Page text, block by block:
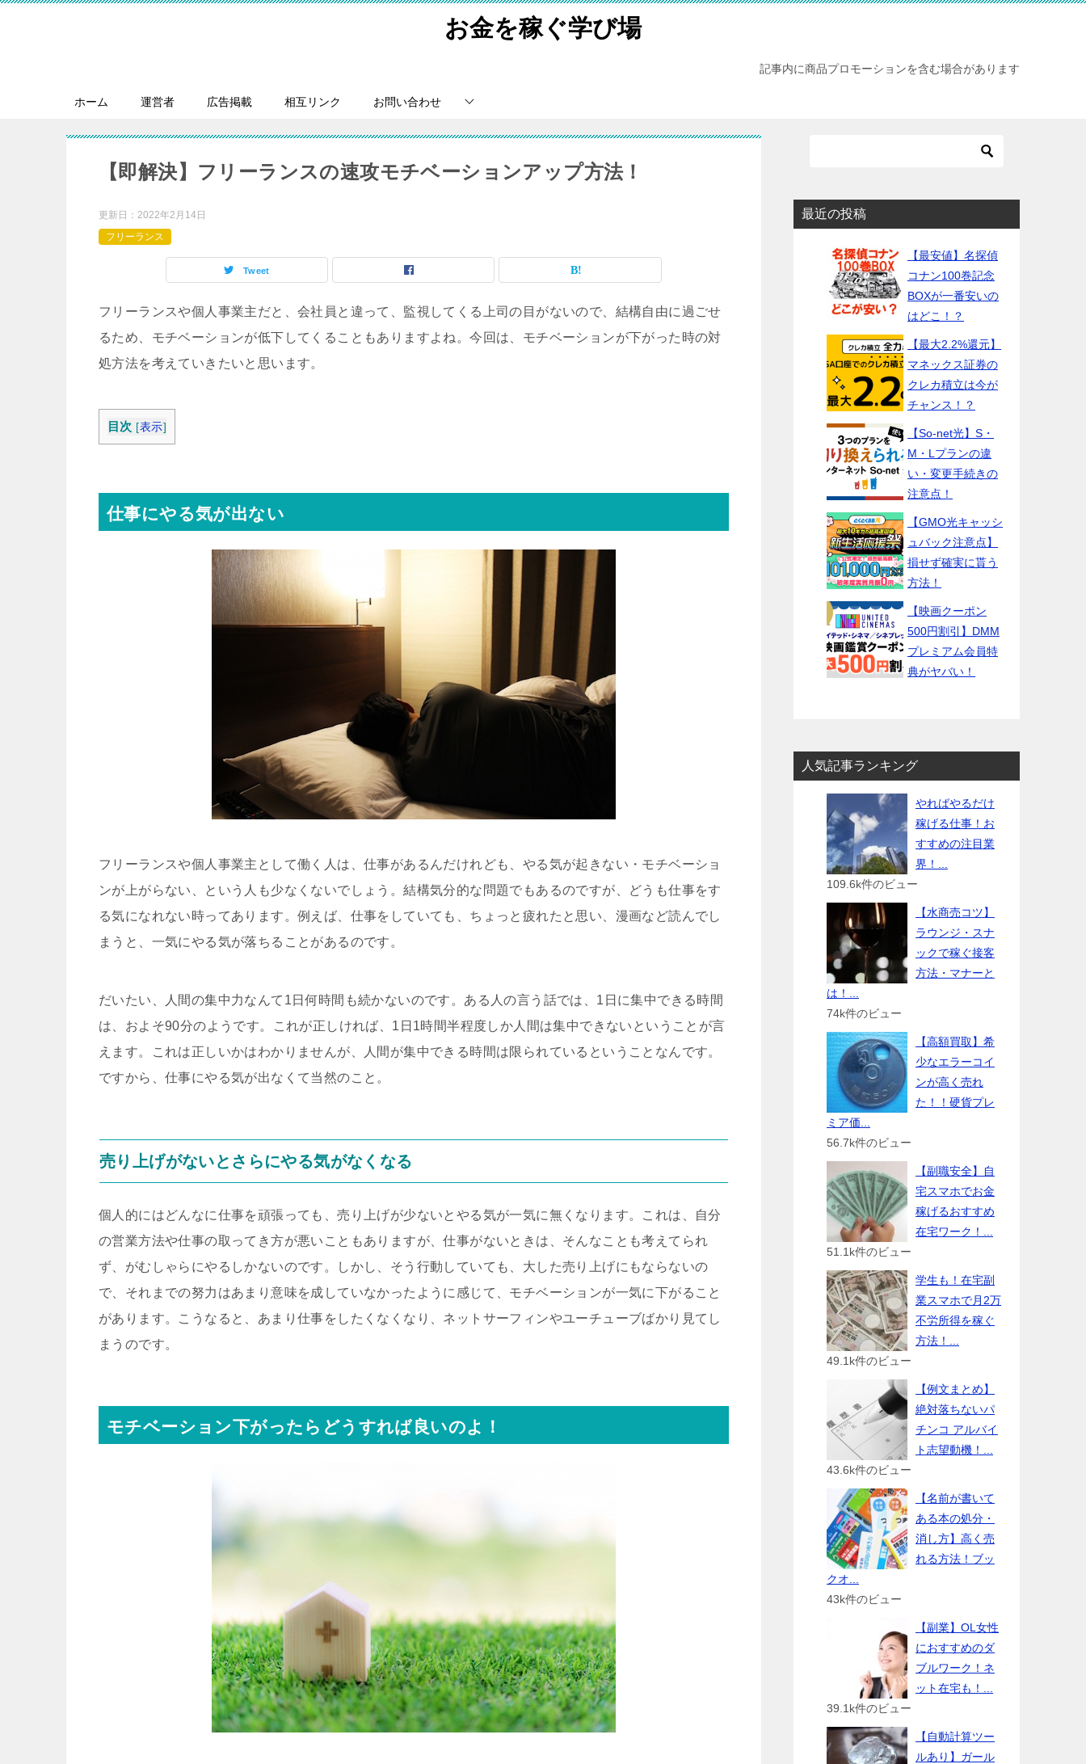
お金を稼ぐ学び場
記事内に商品プロモーションを含む場合があります
ホーム 運営者 広告掲載 相互リンク お問い合わせ
【即解決】フリーランスの速攻モチベーションアップ方法！
更新日： 2022年2月14日
フリーランス
Tweet
フリーランスや個人事業主だと、会社員と違って、監視してくる上司の目がないので、結構自由に過ごせ
るため、モチベーションが低下してくることもありますよね。今回は、モチベーションが下がった時の対
処方法を考えていきたいと思います。
目次 [表示]
仕事にやる気が出ない
フリーランスや個人事業主として働く人は、仕事があるんだけれども、やる気が起きない・モチベーショ
ンが上がらない、という人も少なくないでしょう。結構気分的な問題でもあるのですが、どうも仕事をす
る気になれない時ってあります。例えば、仕事をしていても、ちょっと疲れたと思い、漫画など読んでし
まうと、一気にやる気が落ちることがあるのです。
だいたい、人間の集中力なんて1日何時間も続かないのです。ある人の言う話では、1日に集中できる時間
は、およそ90分のようです。これが正しければ、1日1時間半程度しか人間は集中できないということが言
えます。これは正しいかはわかりませんが、人間が集中できる時間は限られているということなんです。
ですから、仕事にやる気が出なくて当然のこと。
売り上げがないとさらにやる気がなくなる
個人的にはどんなに仕事を頑張っても、売り上げが少ないとやる気が一気に無くなります。これは、自分
の営業方法や仕事の取ってき方が悪いこともありますが、仕事がないときは、そんなことも考えてられ
ず、がむしゃらにやるしかないのです。しかし、そう行動していても、大した売り上げにもならないの
で、それまでの努力はあまり意味を成していなかったように感じて、モチベーションが一気に下がること
があります。こうなると、あまり仕事をしたくなくなり、ネットサーフィンやユーチューブばかり見てし
まうのです。
モチベーション下がったらどうすれば良いのよ！
最近の投稿
【最安値】名探偵
コナン100巻記念
BOXが一番安いの
はどこ！？
【最大2.2%還元】
マネックス証券の
クレカ積立は今が
チャンス！？
【So-net光】S・
M・Lプランの違
い・変更手続きの
注意点！
【GMO光キャッシ
ュバック注意点】
損せず確実に貰う
方法！
【映画クーポン
500円割引】DMM
プレミアム会員特
典がヤバい！
人気記事ランキング
やればやるだけ
稼げる仕事！お
すすめの注目業
界！...
109.6k件のビュー
【水商売コツ】
ラウンジ・スナ
ックで稼ぐ接客
方法・マナーと
は！...
74k件のビュー
【高額買取】希
少なエラーコイ
ンが高く売れ
た！！硬貨プレ
ミア価...
56.7k件のビュー
【副職安全】自
宅スマホでお金
稼げるおすすめ
在宅ワーク！...
51.1k件のビュー
学生も！在宅副
業スマホで月2万
不労所得を稼ぐ
方法！...
49.1k件のビュー
【例文まとめ】
絶対落ちないパ
チンコ アルバイ
ト志望動機！...
43.6k件のビュー
【名前が書いて
ある本の処分・
消し方】高く売
れる方法！ブッ
クオ...
43k件のビュー
【副業】OL女性
におすすめのダ
ブルワーク！ネ
ット在宅も！...
39.1k件のビュー
【自動計算ツー
ルあり】ガール